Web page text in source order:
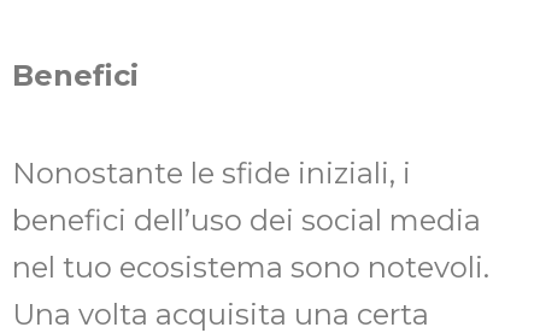
Benefici
Nonostante le sfide iniziali, i
benefici dell’uso dei social media
nel tuo ecosistema sono notevoli.
Una volta acquisita una certa